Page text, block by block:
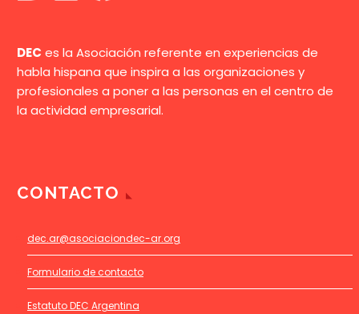
DEC es la Asociación referente en experiencias de
habla hispana que inspira a las organizaciones y
profesionales a poner a las personas en el centro de
la actividad empresarial.
CONTACTO
dec.ar@asociaciondec-ar.org
Formulario de contacto
Estatuto DEC Argentina